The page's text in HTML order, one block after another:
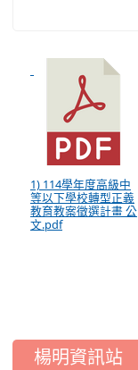
1) 114學年度高級中
等以下學校轉型正義
教育教案徵選計畫 公
文.pdf
::: 楊明資訊站